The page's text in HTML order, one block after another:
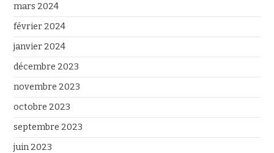
mars 2024
février 2024
janvier 2024
décembre 2023
novembre 2023
octobre 2023
septembre 2023
juin 2023